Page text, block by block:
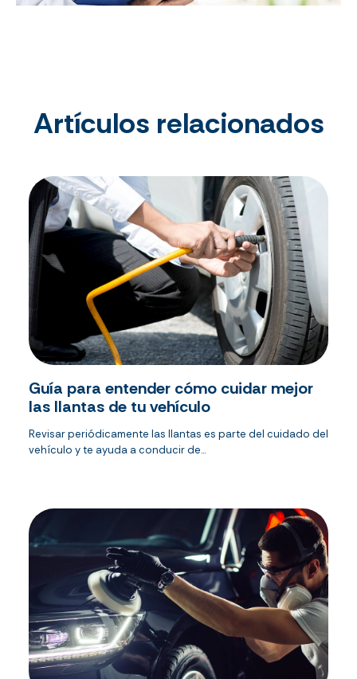
Artículos relacionados
Guía para entender cómo cuidar mejor
las llantas de tu vehículo
Revisar periódicamente las llantas es parte del cuidado del
vehículo y te ayuda a conducir de...